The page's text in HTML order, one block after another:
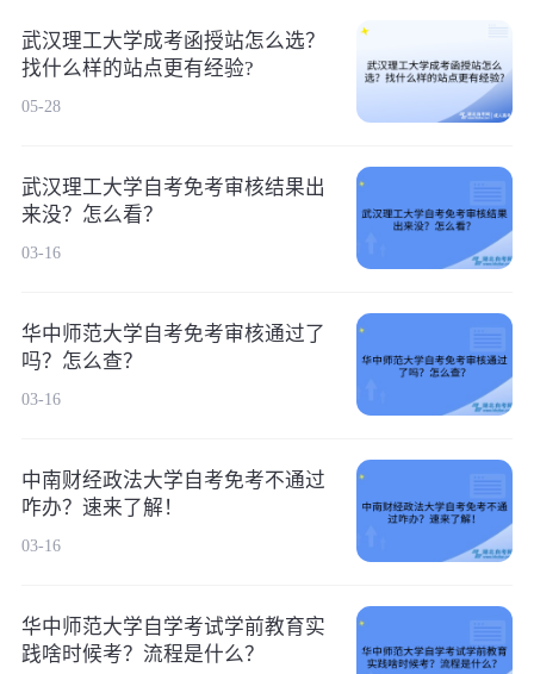
武汉理工大学成考函授站怎么选？
找什么样的站点更有经验?
05-28
武汉理工大学自考免考审核结果出
来没？怎么看？
03-16
华中师范大学自考免考审核通过了
吗？怎么查？
03-16
中南财经政法大学自考免考不通过
咋办？速来了解！
03-16
华中师范大学自学考试学前教育实
践啥时候考？流程是什么？